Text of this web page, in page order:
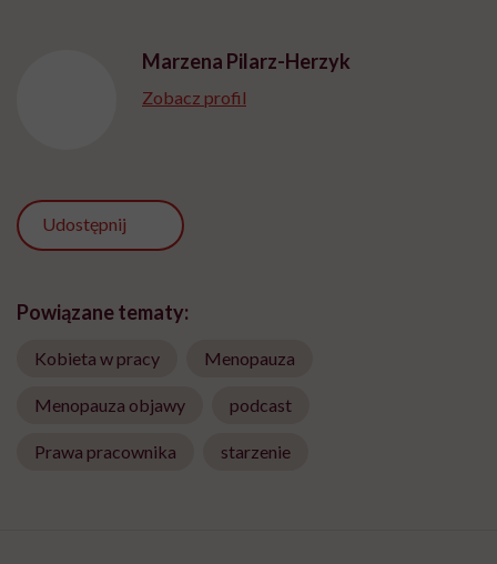
Marzena Pilarz-Herzyk
Zobacz profil
Udostępnij
Powiązane tematy:
Kobieta w pracy Menopauza
Menopauza objawy podcast
Prawa pracownika starzenie